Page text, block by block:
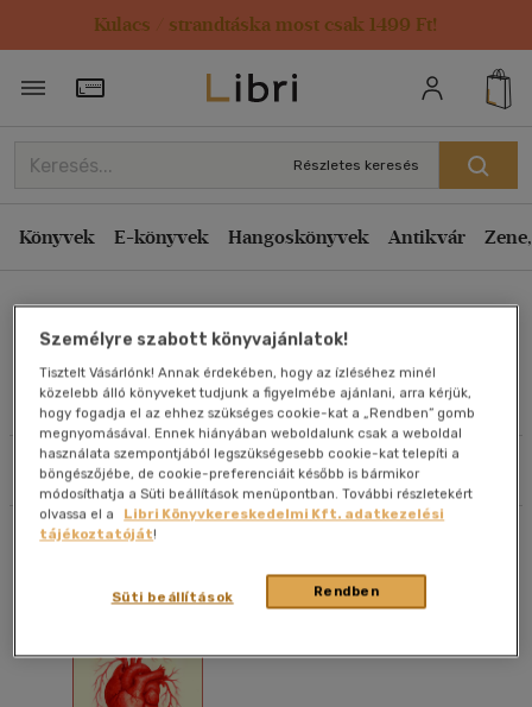
Kulacs / strandtáska most csak 1499 Ft!
Törzsvásárlói Kártya adatai
Részletes keresés
Könyvek E-könyvek Hangoskönyvek Antikvár
Jäger Tamás
Művei
Szűrés Rendezés
Rendezés
Kiadás éve szerint csökkenő
Ár szerint csökkenő
Eladott darabszám szerint csökkenő
Eladott darabszám szerint növekvő
Cím szerint A-Z
Szerző szerint A-Z
Megjelenítés
20 db / oldal
Alkalmaz
Személyre szabott könyvajánlatok!
Tisztelt Vásárlónk! Annak érdekében, hogy az ízléséhez minél
közelebb álló könyveket tudjunk a figyelmébe ajánlani, arra kérjük,
hogy fogadja el az ehhez szükséges cookie-kat a „Rendben” gomb
megnyomásával. Ennek hiányában weboldalunk csak a weboldal
használata szempontjából legszükségesebb cookie-kat telepíti a
böngészőjébe, de cookie-preferenciáit később is bármikor
módosíthatja a Süti beállítások menüpontban. További részletekért
olvassa el a
Libri Könyvkereskedelmi Kft. adatkezelési
tájékoztatóját!
Rendben
Süti beállítások